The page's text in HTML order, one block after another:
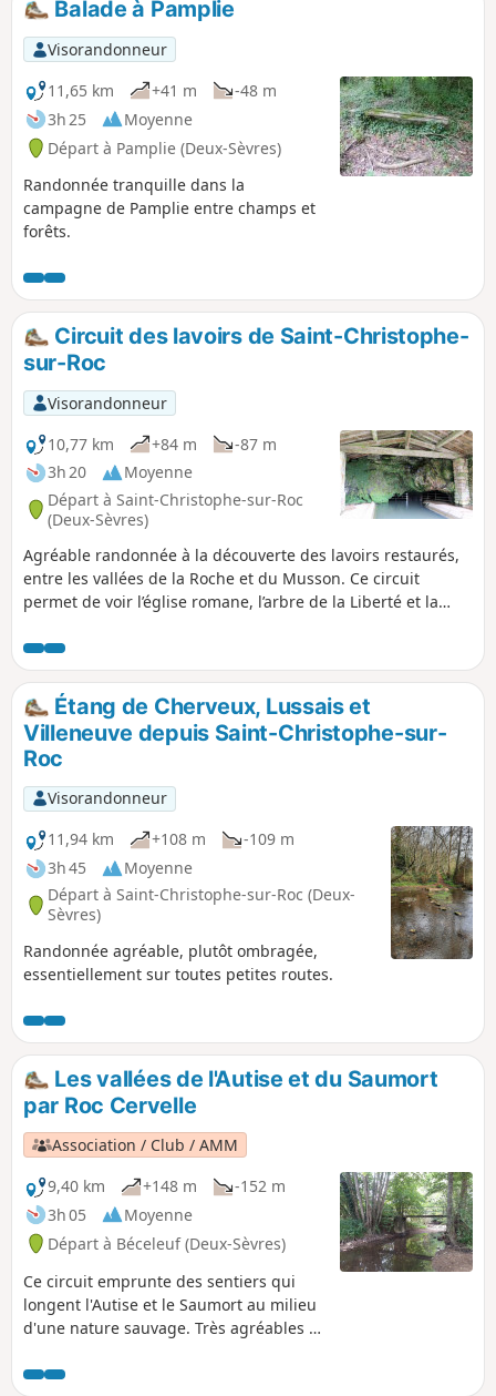
Balade à Pamplie
Visorandonneur
11,65 km
+41 m
-48 m
3h 25
Moyenne
Départ à Pamplie (Deux-Sèvres)
Randonnée tranquille dans la
campagne de Pamplie entre champs et
forêts.
Circuit des lavoirs de Saint-Christophe-
sur-Roc
Visorandonneur
10,77 km
+84 m
-87 m
3h 20
Moyenne
Départ à Saint-Christophe-sur-Roc
(Deux-Sèvres)
Agréable randonnée à la découverte des lavoirs restaurés,
entre les vallées de la Roche et du Musson. Ce circuit
permet de voir l’église romane, l’arbre de la Liberté et la
lavoir de la Perdillière, le lavoir de Chazais et le lavoir de la
Roche ainsi que la rivière souterraine. Le parcours offre des
paysages variés et une approche de la nature de ce joli coin
de Gâtine.
Étang de Cherveux, Lussais et
Villeneuve depuis Saint-Christophe-sur-
Roc
Visorandonneur
11,94 km
+108 m
-109 m
3h 45
Moyenne
Départ à Saint-Christophe-sur-Roc (Deux-
Sèvres)
Randonnée agréable, plutôt ombragée,
essentiellement sur toutes petites routes.
Les vallées de l'Autise et du Saumort
par Roc Cervelle
Association / Club / AMM
9,40 km
+148 m
-152 m
3h 05
Moyenne
Départ à Béceleuf (Deux-Sèvres)
Ce circuit emprunte des sentiers qui
longent l'Autise et le Saumort au milieu
d'une nature sauvage. Très agréables à
chemins peuvent parfois être inondées